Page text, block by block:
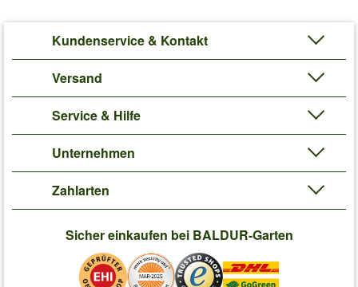
Kundenservice & Kontakt
Versand
Service & Hilfe
Unternehmen
Zahlarten
Sicher einkaufen bei BALDUR-Garten